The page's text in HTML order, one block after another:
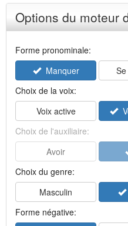
Options du moteur
Forme pronominale:
Manquer
Choix de la voix:
Voix active
Choix de l'auxiliaire:
Avoir
Choix du genre:
Masculin
Forme négative: